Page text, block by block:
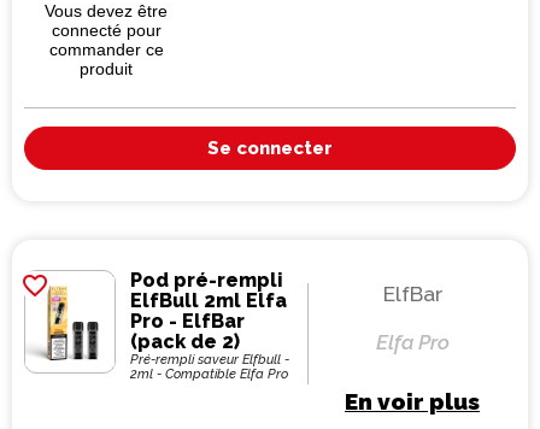
Vous devez être
connecté pour
commander ce
produit
Se connecter
favorite_border
Pod pré-rempli
ElfBull 2ml Elfa
Pro - ElfBar
(pack de 2)
Pré-rempli saveur Elfbull -
2ml - Compatible Elfa Pro
ElfBar
Elfa Pro
En voir plus